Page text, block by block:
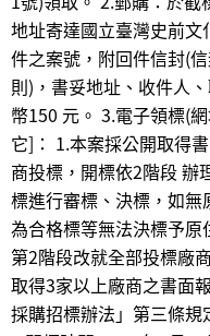
地址寄達國立臺灣史前
件之案號，附回件信封(
則)，書妥地址、收件人
幣150 元。 3.電子領標(
它]： 1.本案採公開取得
商投標，開標依2階段 辦
標進行審標、決標，如
為合格標等無法決標予原
第2階段改就全部投標廠
取得3家以上廠商之書面
採購招標辦法」第三條規